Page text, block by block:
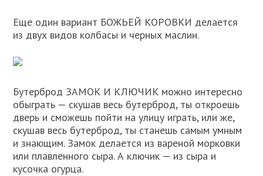
Еще один вариант БОЖЬЕЙ КОРОВКИ делается
из двух видов колбасы и черных маслин.
Бутерброд ЗАМОК И КЛЮЧИК можно интересно
обыграть — скушав весь бутерброд, ты откроешь
дверь и сможешь пойти на улицу играть, или же,
скушав весь бутерброд, ты станешь самым умным
и знающим. Замок делается из вареной морковки
или плавленного сыра. А ключик — из сыра и
кусочка огурца.